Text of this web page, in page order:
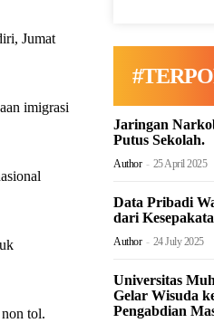
Jumat
imigrasi
tol.
Jaringan
Putus Sekolah.
Author - 25 April 2025
Data Pribadi
dari
Author - 24 July 2025
Universitas
Gelar Wisuda
Pengabdian